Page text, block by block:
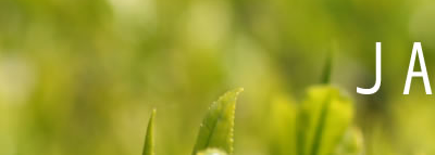
農業機械の購入・修理
農産物直売所のご案内
JAみえなかの特産品
燃油配送のご案内
女性組織連絡協議会のご紹介
助け合い組織について
高齢者福祉サービス
事業計画
キャラクター紹介